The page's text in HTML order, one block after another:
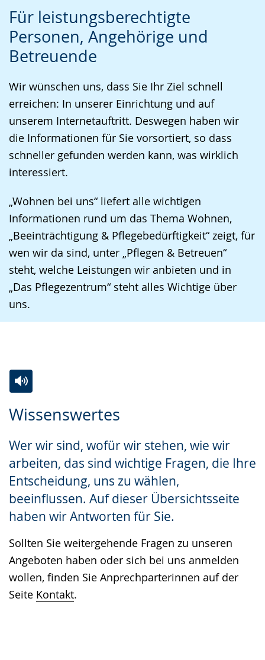
Für leistungsberechtigte
Personen, Angehörige und
Betreuende
Wir wünschen uns, dass Sie Ihr Ziel schnell
erreichen: In unserer Einrichtung und auf
unserem Internetauftritt. Deswegen haben wir
die Informationen für Sie vorsortiert, so dass
schneller gefunden werden kann, was wirklich
interessiert.
„Wohnen bei uns“ liefert alle wichtigen
Informationen rund um das Thema Wohnen,
„Beeinträchtigung & Pflegebedürftigkeit“ zeigt, für
wen wir da sind, unter „Pflegen & Betreuen“
steht, welche Leistungen wir anbieten und in
„Das Pflegezentrum“ steht alles Wichtige über
uns.
Leichten
Sprache
wechseln.
Audio-
Unterstützung.
Video
in
Deutscher
wird
angezeigt.
Wissenswertes
Wer wir sind, wofür wir stehen, wie wir
arbeiten, das sind wichtige Fragen, die Ihre
Entscheidung, uns zu wählen,
beeinflussen. Auf dieser Übersichtsseite
haben wir Antworten für Sie.
Sollten Sie weitergehende Fragen zu unseren
Angeboten haben oder sich bei uns anmelden
wollen, finden Sie Anprechparterinnen auf der
Seite Kontakt.
Leichten
wechseln.
Audio-
Video
Deutscher
Gebärdensprache
wird
angezeigt.